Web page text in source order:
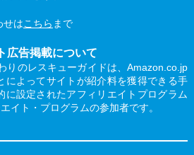
せはこちら まで
広告掲載について
りのレスキューガイドは、Amazon.co.jp
によってサイトが紹介料を獲得できる手
に設定されたアフィリエイトプログラム
イト・プログラムの参加者です。